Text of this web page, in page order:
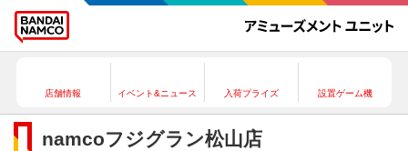
店舗情報 イベント&ニュース 入荷プライズ 設置ゲーム機
namcoフジグラン松山店